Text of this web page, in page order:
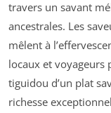
travers un savant
ancestrales. Les
mêlent à
locaux et voyageurs
tiguidou d’un plat
richesse